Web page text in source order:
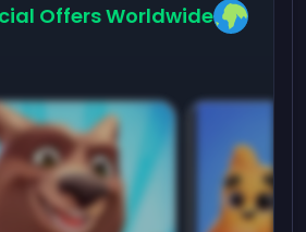
Offers Worldwide